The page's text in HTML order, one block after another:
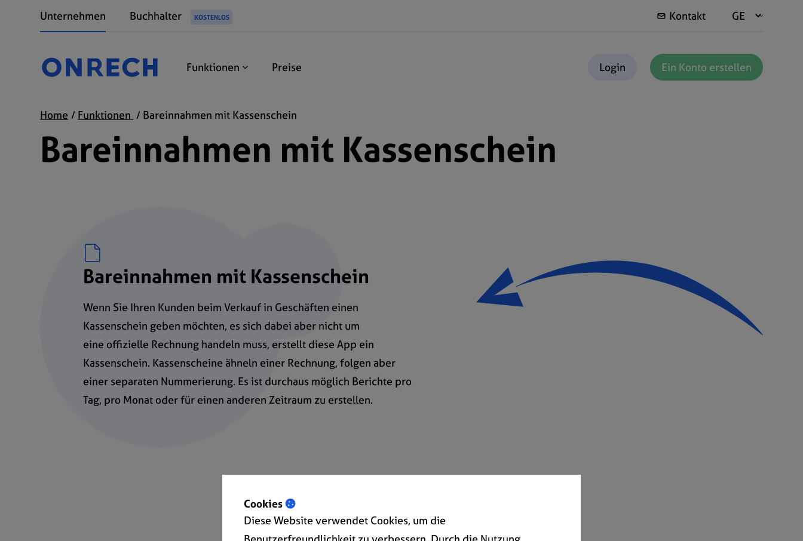
Unternehmen Buchhalter KOSTENLOS Kontakt
Funktionen Preise Login Ein Konto erstellen
Home Funktionen Bareinnahmen mit Kassenschein
Bareinnahmen mit Kassenschein
Bareinnahmen mit Kassenschein
Wenn Sie Ihren Kunden beim Verkauf in Geschäften einen
Kassenschein geben möchten, es sich dabei aber nicht um
eine offizielle Rechnung handeln muss, erstellt diese App ein
Kassenschein. Kassenscheine ähneln einer Rechnung, folgen aber
einer separaten Nummerierung. Es ist durchaus möglich Berichte pro
Tag, pro Monat oder für einen anderen Zeitraum zu erstellen.
Cookies
Diese Website verwendet Cookies, um die